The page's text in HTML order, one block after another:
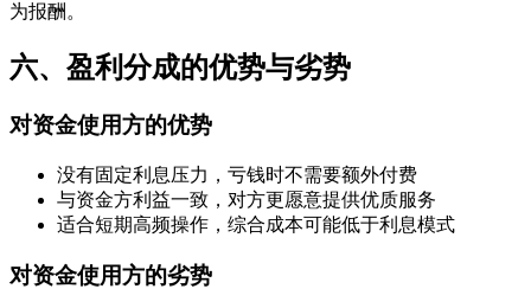
为报酬。
六、盈利分成的优势与劣势
对资金使用方的优势
没有固定利息压力，亏钱时不需要额外付费
与资金方利益一致，对方更愿意提供优质服务
适合短期高频操作，综合成本可能低于利息模式
对资金使用方的劣势